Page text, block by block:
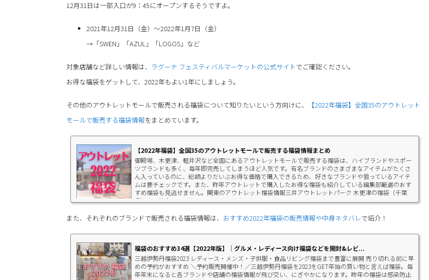
12月31日は一部入口が9：45にオープンするそうですよ。
2021年12月31日（金）～2022年1月7日（金）
→「SWEN」「AZUL」「LOGOS」など
対象店舗など詳しい情報は、 ラグーナ フェスティバルマーケットの公式サイトでご確認ください。
お得な福袋をゲットして、2022年もよい1年にしましょう。
その他のアウトレットモールで販売される福袋について知りたいという方向けに、
【2022年福袋】全国35のアウトレット
モールで販売する福袋情報をまとめています。
【2022年福袋】全国35のアウトレットモールで販売する福袋情報まとめ
御殿場、木更津、軽井沢など全国にあるアウトレットモールで販売する福袋は、ハイブランドやスポー
ツブランドも多く、毎年即完売してしまうほど人気です。有名ブランドのさまざまなアイテムがたくさ
ん入っているのに、総額よりだいぶお得な価格で購入できるため、好きなブランドや狙っているアイテ
ムは要チェックです。また、昨年アウトレットで購入したお得な福袋も紹介している編集部厳選のおす
すめ福袋も見逃せません。関東のアウトレット福袋情報三井アウトレットパーク 木更津の福袋（千葉
県）木更津金田インターチェンジから1㎞...
また、それぞれのブランドで販売される福袋情報は、 おすすめ2022年福袋の販売情報や中身ネタバレで紹介！
福袋のおすすめ34選【2022年版】｜グルメ・レディース向け福袋などを開封&レビ...
三越伊勢丹福袋2023 レディース・メンズ・子供服・食品リビング福袋まで豊富に展開 売り切れる前に早
めの予約がおすすめ ＼予約販売開催中！／三越伊勢丹福袋を2023をGET年始の買い物と言えば福袋。毎
年年末になると各ブランドや店舗の福袋情報が飛び交い、にぎやかになります。昨年の福袋は感染防止